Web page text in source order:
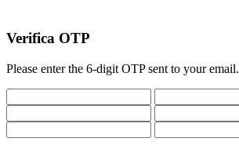
Verifica OTP
Please enter the 6-digit OTP sent to your email.